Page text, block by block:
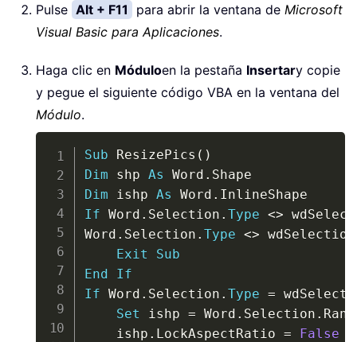
Pulse Alt + F11 para abrir la ventana de Microsoft
Visual Basic para Aplicaciones.
Haga clic en Móduloen la pestaña Insertary copie
y pegue el siguiente código VBA en la ventana del
Módulo.
Sub ResizePics ( )
Dim shp As Word .
Dim ishp As Word .
If Word . Selection . Type <>
Word . Selection . Type <>
Exit
Sub
End
If
If Word . Selection . Type =
Set ishp = Word . Selection .
    ishp
. LockAspectRatio =
False